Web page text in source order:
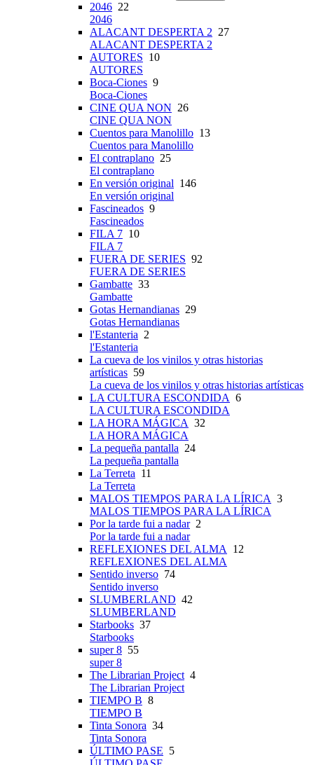
2046 22
2046
ALACANT DESPERTA 2 27
ALACANT DESPERTA 2
AUTORES 10
AUTORES
Boca-Ciones 9
Boca-Ciones
CINE QUA NON 26
CINE QUA NON
Cuentos para Manolillo 13
Cuentos para Manolillo
El contraplano 25
El contraplano
En versión original 146
En versión original
Fascineados 9
Fascineados
FILA 7 10
FILA 7
FUERA DE SERIES 92
FUERA DE SERIES
Gambatte 33
Gambatte
Gotas Hernandianas 29
Gotas Hernandianas
l'Estanteria 2
l'Estanteria
La cueva de los vinilos y otras historias
artísticas 59
La cueva de los vinilos y otras historias artísticas
LA CULTURA ESCONDIDA 6
LA CULTURA ESCONDIDA
LA HORA MÁGICA 32
LA HORA MÁGICA
La pequeña pantalla 24
La pequeña pantalla
La Terreta 11
La Terreta
MALOS TIEMPOS PARA LA LÍRICA 3
MALOS TIEMPOS PARA LA LÍRICA
Por la tarde fui a nadar2
Por la tarde fui a nadar
REFLEXIONES DEL ALMA
12
REFLEXIONES DEL ALMA
Sentido inverso 74
Sentido inverso
SLUMBERLAND 42
SLUMBERLAND
Starbooks 37
Starbooks
super 8 55
super 8
The Librarian Project 4
The Librarian Project
TIEMPO B 8
TIEMPO B
Tinta Sonora 34
Tinta Sonora
ÚLTIMO PASE 5